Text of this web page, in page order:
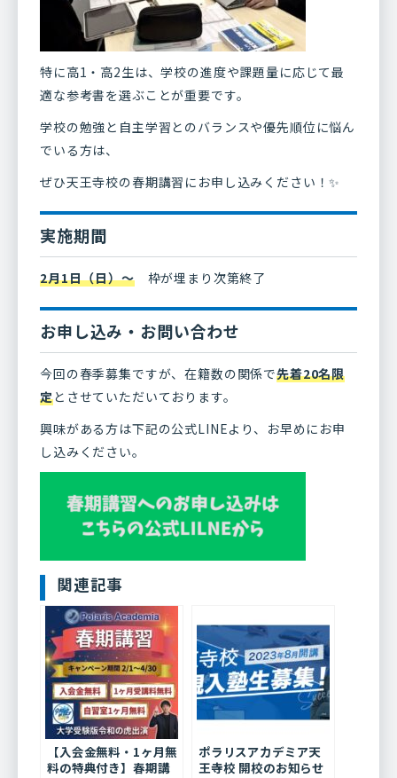
特に高1・高2生は、学校の進度や課題量に応じて最
適な参考書を選ぶことが重要です。
学校の勉強と自主学習とのバランスや優先順位に悩ん
でいる方は、
ぜひ天王寺校の春期講習にお申し込みください！✨
実施期間
2月1日（日）〜枠が埋まり次第終了
お申し込み・お問い合わせ
今回の春季募集ですが、在籍数の関係で先着20名限
定とさせていただいております。
興味がある方は下記の公式LINEより、お早めにお申
し込みください。
関連記事
【入会金無料・1ヶ月無
料の特典付き】春期講
ポラリスアカデミア天
王寺校 開校のお知らせ